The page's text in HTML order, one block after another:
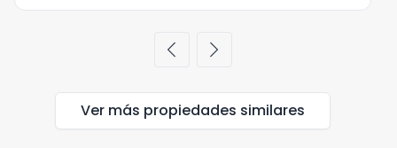
chevron_left chevron_right
Ver más propiedades similares